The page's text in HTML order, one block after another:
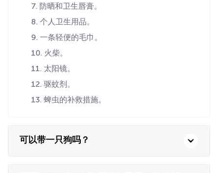
防晒和卫生唇膏。
个人卫生用品。
一条轻便的毛巾。
火柴。
太阳镜。
驱蚊剂。
蜱虫的补救措施。
可以带一只狗吗？